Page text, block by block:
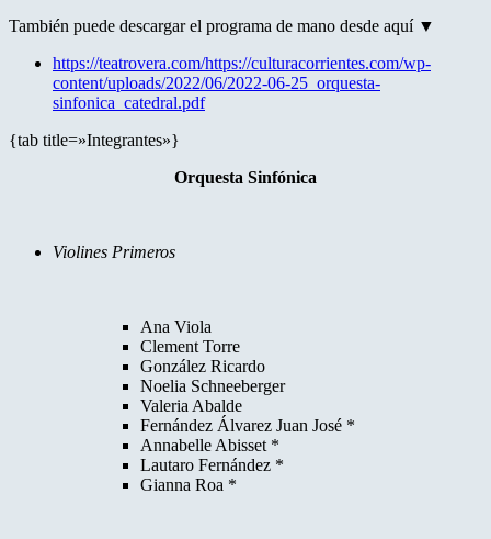
También puede descargar el programa de mano desde aquí ▼
https://teatrovera.com/https://culturacorrientes.com/wp-
content/uploads/2022/06/2022-06-25_orquesta-
sinfonica_catedral.pdf
{tab title=»Integrantes»}
Orquesta Sinfónica
Violines Primeros
Ana Viola
Clement Torre
González Ricardo
Noelia Schneeberger
Valeria Abalde
Fernández Álvarez Juan José *
Annabelle Abisset *
Lautaro Fernández *
Gianna Roa *